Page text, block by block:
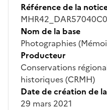
Référence de la
Nom de la base
Photographies
Producteur
Conservations
historiques (CRMH)
Date de création de
29 mars 2021